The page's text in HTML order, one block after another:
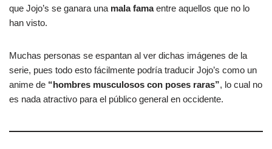
que Jojo’s se ganara una mala famaentre aquellos que no lo
han visto.
Muchas personas se espantan al ver dichas imágenes de la
serie, pues todo esto fácilmente podría traducir Jojo’s como un
anime de “hombres musculosos con poses raras”, lo cual no
es nada atractivo para el público general en occidente.